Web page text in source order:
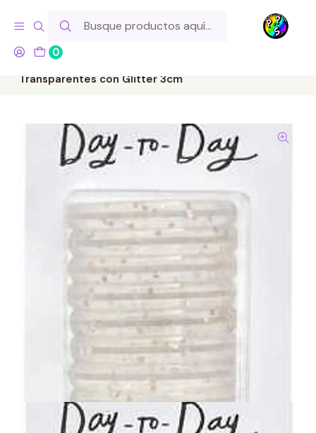
0
Hola! Si tu pedido incluye productos de fabricación propia,
ten en cuenta este tiempo para el despacho
Transparentes con Glitter 3cm